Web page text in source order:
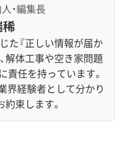
・編集長
た『正しい情報が届か
解体工事や空き家問題
責任を持っています。
界経験者として分かり
束します。